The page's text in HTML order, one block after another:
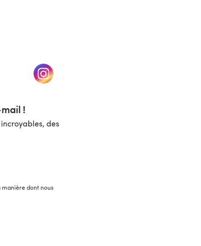
onglet) (s'ouvre dans un nouvel onglet)
!
des
manière dont nous